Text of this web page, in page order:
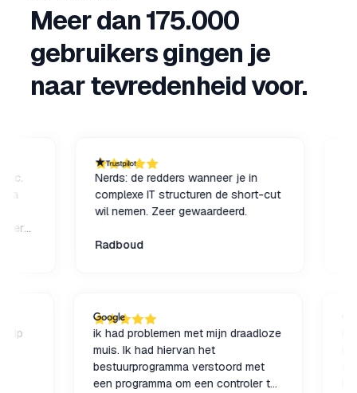
Meer dan 175.000
gebruikers gingen je
naar tevredenheid voor.
Nerds: de redders wanneer je in
complexe IT structuren de short-cut
wil nemen. Zeer gewaardeerd.
Radboud
tijdstip
ik had problemen met mijn draadloze
muis. Ik had hiervan het
bestuurprogramma verstoord met
een programma om een controler te